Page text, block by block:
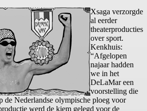
Xsaga verzorgde
al eerder
theaterproducties
over sport.
Kenkhuis:
“Afgelopen
najaar hadden
we in het
DeLaMar een
voorstelling die
de Nederlandse olympische ploeg voor
werd de kiem gelegd voor de